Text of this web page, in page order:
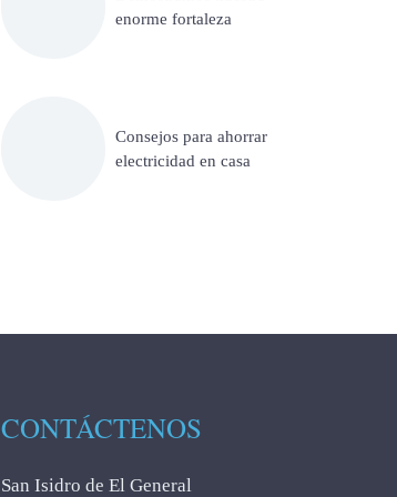
enorme fortaleza
Consejos para ahorrar
electricidad en casa
CONTÁCTENOS
San Isidro de El General